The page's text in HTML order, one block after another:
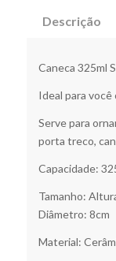
Descrição
Caneca 325ml
Ideal para
Serve para
porta treco,
Capacidade:
Tamanho:
Diâmetro: 8cm
Material: